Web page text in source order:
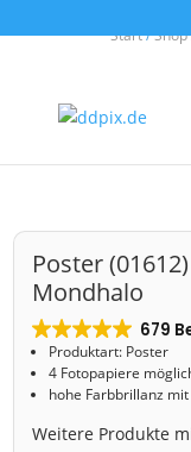
Start/Shop
Poster (01612)
Mondhalo
679
Produktart: Poster
4 Fotopapiere
hohe Farbbrillanz
Weitere Produkte